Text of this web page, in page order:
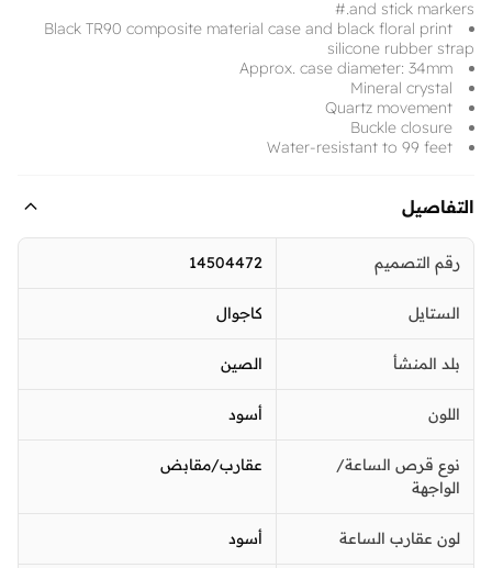
and stick markers.#
Black TR90 composite material case and black floral print
silicone rubber strap
Approx. case diameter: 34mm
Mineral crystal
Quartz movement
Buckle closure
Water-resistant to 99 feet
التفاصيل
رقم التصميم 14504472
الستايل كاجوال
بلد المنشأ الصين
اللون أسود
نوع قرص الساعة/
الواجهة
عقارب/مقابض
لون عقارب الساعة أسود